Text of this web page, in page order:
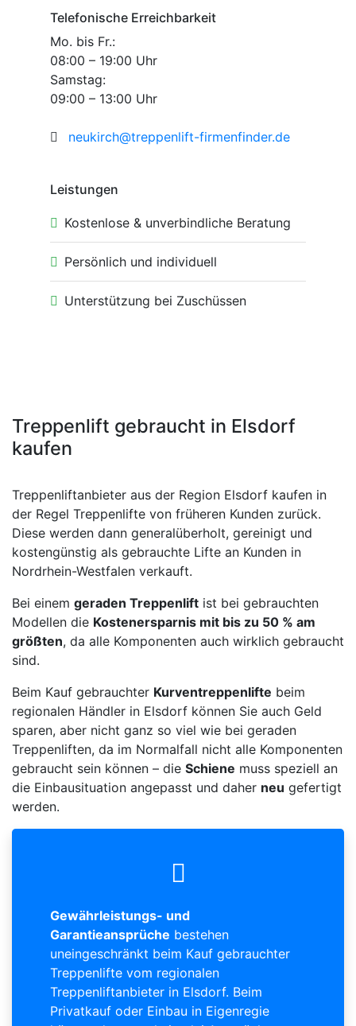
Telefonische Erreichbarkeit
Mo. bis Fr.:
08:00 – 19:00 Uhr
Samstag:
09:00 – 13:00 Uhr
neukirch@treppenlift-firmenfinder.de
Leistungen
Kostenlose & unverbindliche Beratung
Persönlich und individuell
Unterstützung bei Zuschüssen
Treppenlift gebraucht in Elsdorf
kaufen
Treppenliftanbieter aus der Region Elsdorf kaufen in
der Regel Treppenlifte von früheren Kunden zurück.
Diese werden dann generalüberholt, gereinigt und
kostengünstig als gebrauchte Lifte an Kunden in
Nordrhein-Westfalen verkauft.
Bei einem geraden Treppenlift ist bei gebrauchten
Modellen die Kostenersparnis mit bis zu 50 % am
größten, da alle Komponenten auch wirklich gebraucht
sind.
Beim Kauf gebrauchter Kurventreppenlifte beim
regionalen Händler in Elsdorf können Sie auch Geld
sparen, aber nicht ganz so viel wie bei geraden
Treppenliften, da im Normalfall nicht alle Komponenten
gebraucht sein können – die Schiene muss speziell an
die Einbausituation angepasst und daher neu gefertigt
werden.
Gewährleistungs- und
Garantieansprüche bestehen
uneingeschränkt beim Kauf gebrauchter
Treppenlifte vom regionalen
Treppenliftanbieter in Elsdorf. Beim
Privatkauf oder Einbau in Eigenregie